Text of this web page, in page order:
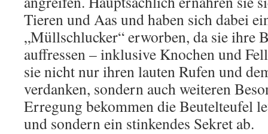
Tieren und Aas und haben sich dabei
„Müllschlucker“ erworben, da sie ihre
auffressen – inklusive Knochen und
sie nicht nur ihren lauten Rufen und
verdanken, sondern auch weiteren
Erregung bekommen die Beutelteufel
und sondern ein stinkendes Sekret ab.